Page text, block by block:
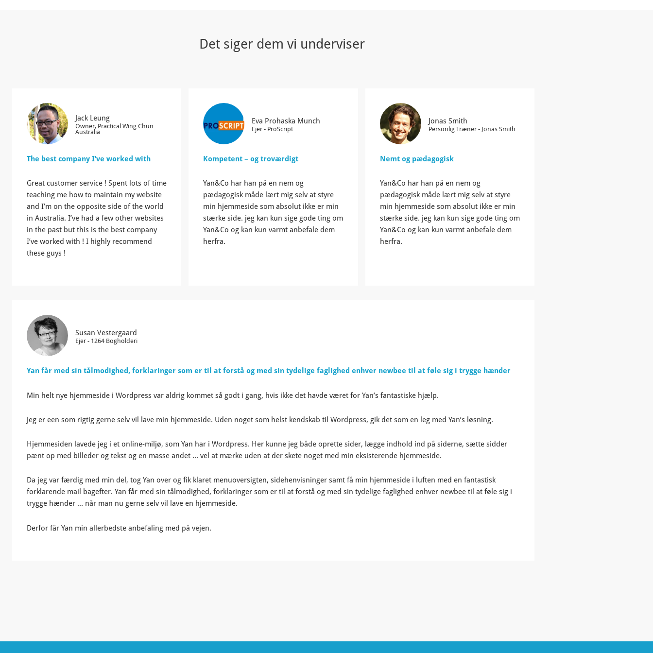
Det siger dem vi underviser
Jack Leung
Owner, Practical Wing Chun
Australia
The best company I’ve worked with
Great customer service ! Spent lots of time
teaching me how to maintain my website
and I’m on the opposite side of the world
in Australia. I’ve had a few other websites
in the past but this is the best company
I’ve worked with ! I highly recommend
these guys !
Eva Prohaska Munch
Ejer - ProScript
Kompetent – og troværdigt
Yan&Co har han på en nem og
pædagogisk måde lært mig selv at styre
min hjemmeside som absolut ikke er min
stærke side. jeg kan kun sige gode ting om
Yan&Co og kan kun varmt anbefale dem
herfra.
Jonas Smith
Personlig Træner - Jonas Smith
Nemt og pædagogisk
Yan&Co har han på en nem og
pædagogisk måde lært mig selv at styre
min hjemmeside som absolut ikke er min
stærke side. jeg kan kun sige gode ting om
Yan&Co og kan kun varmt anbefale dem
herfra.
Susan Vestergaard
Ejer - 1264 Bogholderi
Yan får med sin tålmodighed, forklaringer som er til at forstå og med sin tydelige faglighed enhver newbee til at føle sig i trygge hænder
Min helt nye hjemmeside i Wordpress var aldrig kommet så godt i gang, hvis ikke det havde været for Yan’s fantastiske hjælp.
Jeg er een som rigtig gerne selv vil lave min hjemmeside. Uden noget som helst kendskab til Wordpress, gik det som en leg med Yan’s løsning.
Hjemmesiden lavede jeg i et online-miljø, som Yan har i Wordpress. Her kunne jeg både oprette sider, lægge indhold ind på siderne, sætte sidder
pænt op med billeder og tekst og en masse andet … vel at mærke uden at der skete noget med min eksisterende hjemmeside.
Da jeg var færdig med min del, tog Yan over og fik klaret menuoversigten, sidehenvisninger samt få min hjemmeside i luften med en fantastisk
forklarende mail bagefter. Yan får med sin tålmodighed, forklaringer som er til at forstå og med sin tydelige faglighed enhver newbee til at føle sig i
trygge hænder … når man nu gerne selv vil lave en hjemmeside.
Derfor får Yan min allerbedste anbefaling med på vejen.